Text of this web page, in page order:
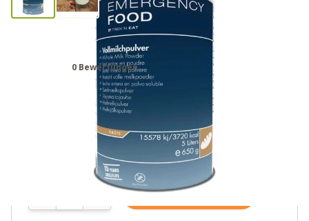
Katadyn Notration Milch (5 Liter)
0 Bewertungen
Mehr als 10 auf Lager
In den Warenkorb